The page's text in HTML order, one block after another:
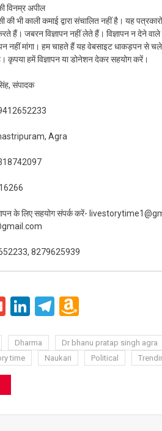
विनम्र अपील
की भी काली कमाई द्वारा संचालित नहीं है। यह
हैं। जबरन विज्ञापन नहीं लेते हैं। विज्ञापन न देने
नहीं मांगा। हम चाहते हैं यह वेबसाइट धाकड़पन
कृपया हमें विज्ञापन या डोनेशन देकर सहयोग करें।
संपादक
Agra
के लिए सहयोग संपर्क करें-
8279625939
GmailLinkedIn
Telegram
List
Dharma Dr bhanu pratap singh agra
time Naukari Political